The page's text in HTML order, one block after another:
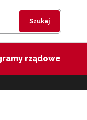
Szukaj
rządowe